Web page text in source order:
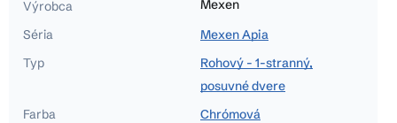
Výrobca
Mexen
Séria
Mexen Apia
Typ
Rohový - 1-stranný,
posuvné dvere
Farba
Chrómová